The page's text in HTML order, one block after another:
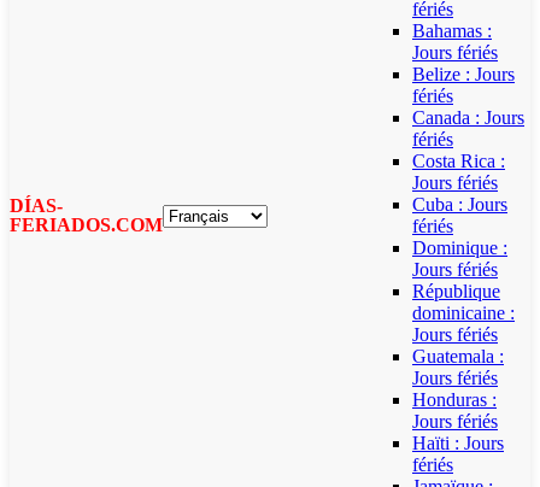
DÍAS-
FERIADOS.COM
fériés
Bahamas :
Jours fériés
Belize : Jours
fériés
Canada : Jours
fériés
Costa Rica :
Jours fériés
Cuba : Jours
fériés
Dominique :
Jours fériés
République
dominicaine :
Jours fériés
Guatemala :
Jours fériés
Honduras :
Jours fériés
Haïti : Jours
fériés